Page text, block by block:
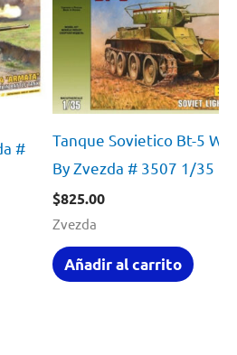
#
Tanque Sovietico Bt-5
By Zvezda # 3507 1/35
$825.00
Zvezda
Añadir al carrito